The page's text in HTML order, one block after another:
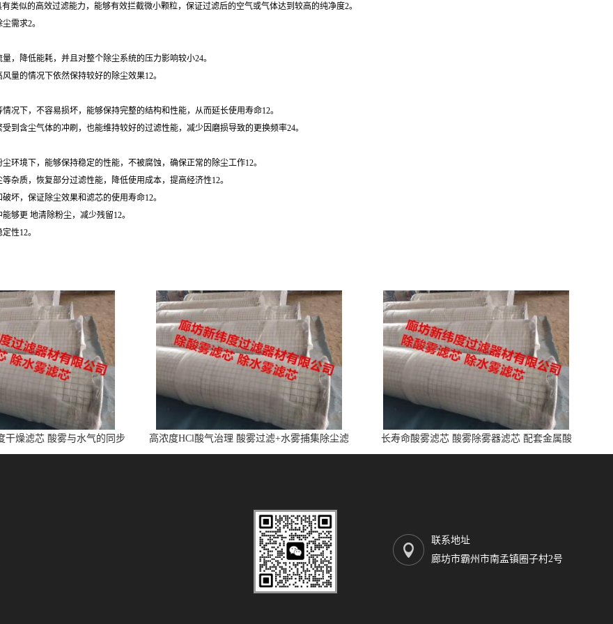
类似的高效过滤能力，能够有效拦截微小颗粒，保证过滤后的空气或气体达到较高的纯净度2。
需求2。
，降低能耗，并且对整个除尘系统的压力影响较小24。
量的情况下依然保持较好的除尘效果12。
况下，不容易损坏，能够保持完整的结构和性能，从而延长使用寿命12。
含尘气体的冲刷，也能维持较好的过滤性能，减少因磨损导致的更换频率24。
环境下，能够保持稳定的性能，不被腐蚀，确保正常的除尘工作12。
杂质，恢复部分过滤性能，降低使用成本，提高经济性12。
坏，保证除尘效果和滤芯的使用寿命12。
够更 地清除粉尘，减少残留12。
性12。
干燥滤芯 酸雾与水气的同步
净化
高浓度HCl酸气治理 酸雾过滤+水雾捕集除尘滤
芯
长寿命酸雾滤芯 酸雾除雾器滤芯 配套金属酸
洗、电池制造业
联系地址
廊坊市霸州市南孟镇圈子村2号